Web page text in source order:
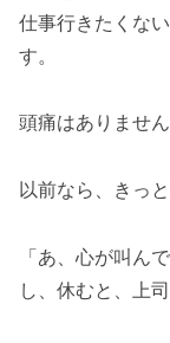
仕事行きたくな
す。
頭痛はありません
以前なら、きっ
「あ、心が叫ん
し、休むと、上